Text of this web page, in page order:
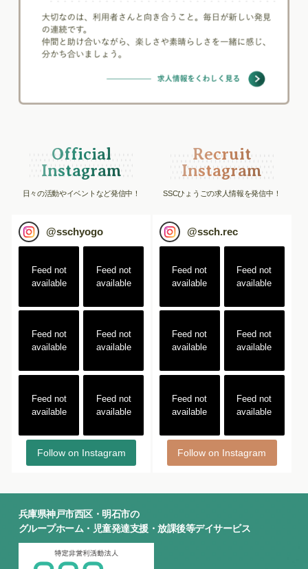
Official
Instagram
日々の活動やイベントなど発信中！
@sschyogo
Feed not
available
Feed not
available
Feed not
available
Feed not
available
Feed not
available
Feed not
available
Follow on Instagram
Recruit
Instagram
SSCひょうごの求人情報を発信中！
@ssch.rec
Feed not
available
Feed not
available
Feed not
available
Feed not
available
Feed not
available
Feed not
available
Follow on Instagram
兵庫県神戸市西区・明石市の
グループホーム・児童発達支援・放課後等デイサービス